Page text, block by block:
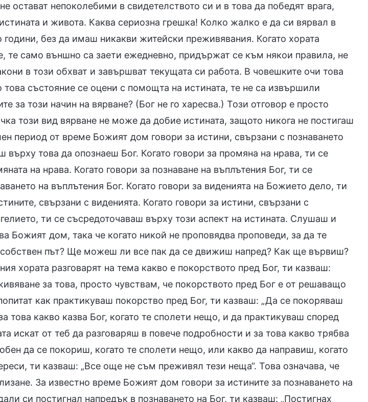
остават непоколебими в свидетелството си и в това да победят врага,
и живота. Каква сериозна грешка! Колко жалко е да си вярвал в
без да имаш никакви житейски преживявания. Когато хората
те само външно са заети ежедневно, придържат се към някои правила, не
в този обхват и завършват текущата си работа. В човешките очи това
състояние се оцени с помощта на истината, те не са извършили
за този начин на вярване? (Бог не го харесва.) Този отговор е просто
този вид вярване не може да добие истината, защото никога не постигаш
период от време Божият дом говори за истини, свързани с познаването
върху това да опознаеш Бог. Когато говори за промяна на нрава, ти се
на нрава. Когато говори за познаване на въплътения Бог, ти се
на въплътения Бог. Когато говори за виденията на Божието дело, ти
свързани с виденията. Когато говори за истини, свързани с
ти се съсредоточаваш върху този аспект на истината. Слушаш и
Божият дом, така че когато никой не проповядва проповеди, за да те
път? Ще можеш ли все пак да се движиш напред? Как ще вървиш?
хората разговарят на тема какво е покорството пред Бог, ти казваш:
за това, просто чувствам, че покорството пред Бог е от решаващо
как практикуваш покорство пред Бог, ти казваш: „Да се покоряваш
това какво казва Бог, когато те сполети нещо, и да практикуваш според
искат от теб да разговаряш в повече подробности и за това какво трябва
да се покориш, когато те сполети нещо, или какво да направиш, когато
ти казваш: „Все още не съм преживял тези неща“. Това означава, че
За известно време Божият дом говори за истините за познаването на
си постигнал напредък в познаването на Бог, ти казваш: „Постигнах